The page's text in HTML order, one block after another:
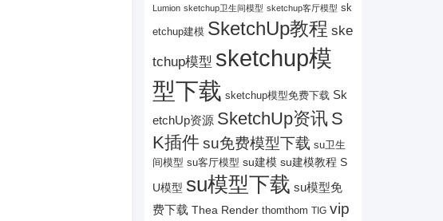
Lumion sketchup卫生间模型 sketchup客厅模型 sk
etchup建模 SketchUp教程 ske
tchup模型 sketchup模
型下载 sketchup模型免费下载 Sk
etchUp资源 SketchUp资讯 S
K插件su免费模型下载 su卫生
间模型 su客厅模型 su建模 su建模教程 S
U模型 su模型下载 su模型免
费下载 Thea Render thomthom TIG vip